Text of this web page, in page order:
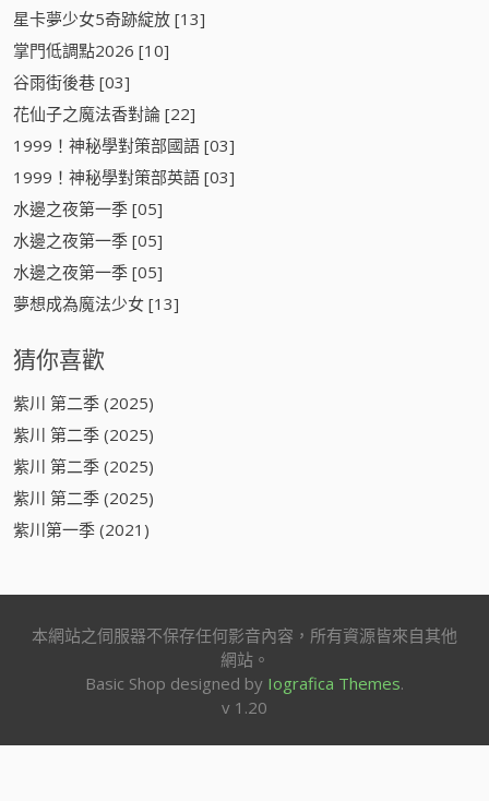
星卡夢少女5奇跡綻放 [13]
掌門低調點2026 [10]
谷雨街後巷 [03]
花仙子之魔法香對論 [22]
1999！神秘學對策部國語 [03]
1999！神秘學對策部英語 [03]
水邊之夜第一季 [05]
水邊之夜第一季 [05]
水邊之夜第一季 [05]
夢想成為魔法少女 [13]
猜你喜歡
紫川 第二季 (2025)
紫川 第二季 (2025)
紫川 第二季 (2025)
紫川 第二季 (2025)
紫川第一季 (2021)
本網站之伺服器不保存任何影音內容，所有資源皆來自其他
網站。
Basic Shop designed by Iografica Themes.
v 1.20